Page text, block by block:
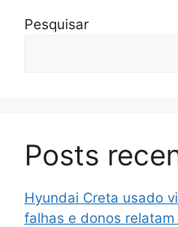
Pesquisar
Posts
Hyundai Creta usado
falhas e donos